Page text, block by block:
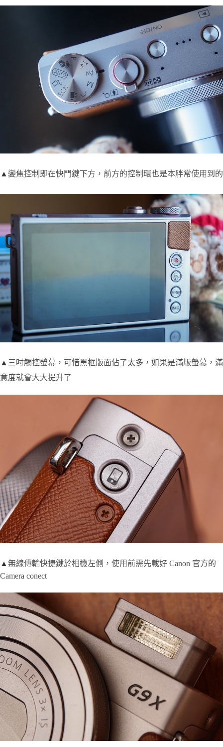
▲ 變焦控制即在快門鍵下方，前方的控制環也是本胖常使用到的
▲ 三吋觸控螢幕，可惜黑框版面佔了太多，如果是滿版螢幕，滿
意度就會大大提升了
▲ 無線傳輸快捷鍵於相機左側，使用前需先載好 Canon 官方的
Camera conect